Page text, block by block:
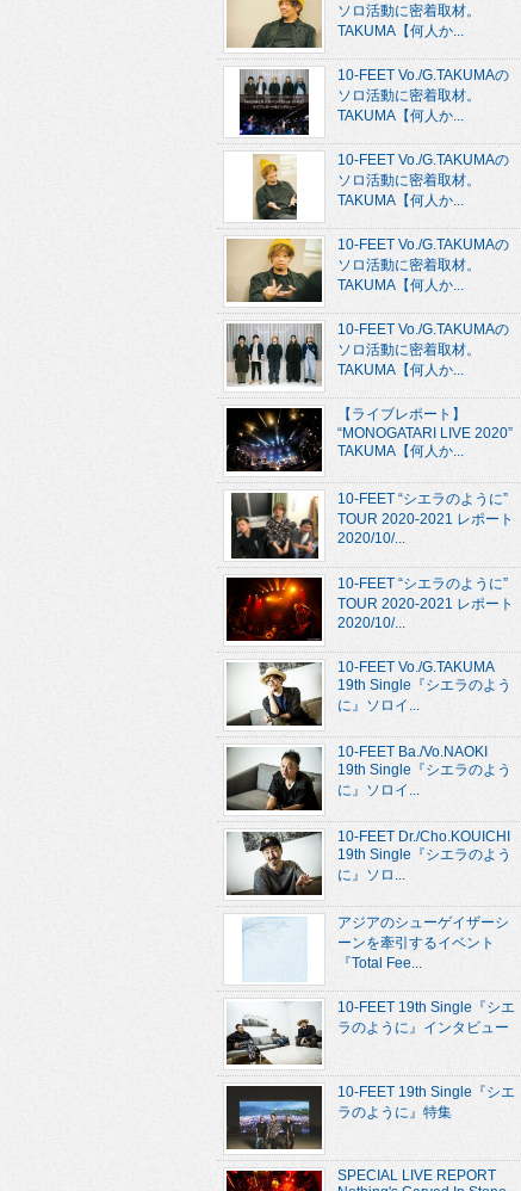
ソロ活動に密着取材。
TAKUMA【何人か...
10-FEET Vo./G.TAKUMAの
ソロ活動に密着取材。
TAKUMA【何人か...
10-FEET Vo./G.TAKUMAの
ソロ活動に密着取材。
TAKUMA【何人か...
10-FEET Vo./G.TAKUMAの
ソロ活動に密着取材。
TAKUMA【何人か...
10-FEET Vo./G.TAKUMAの
ソロ活動に密着取材。
TAKUMA【何人か...
【ライブレポート】
“MONOGATARI LIVE 2020”
TAKUMA【何人か...
10-FEET “シエラのように”
TOUR 2020-2021 レポート
2020/10/...
10-FEET “シエラのように”
TOUR 2020-2021 レポート
2020/10/...
10-FEET Vo./G.TAKUMA
19th Single『シエラのよう
に』ソロイ...
10-FEET Ba./Vo.NAOKI
19th Single『シエラのよう
に』ソロイ...
10-FEET Dr./Cho.KOUICHI
19th Single『シエラのよう
に』ソロ...
アジアのシューゲイザーシ
ーンを牽引するイベント
『Total Fee...
10-FEET 19th Single『シエ
ラのように』インタビュー
10-FEET 19th Single『シエ
ラのように』特集
SPECIAL LIVE REPORT